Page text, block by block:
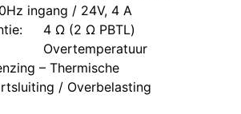
ingang / 24V, 4 A
​4 Ω (2 Ω PBTL)
​Overtemperatuur
– Thermische
/ Overbelasting